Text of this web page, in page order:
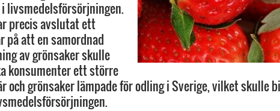
livsmedelsförsörjningen.
precis avslutat ett
på att en samordnad
av grönsaker skulle
konsumenter ett större
och grönsaker lämpade för odling i Sverige, vilket skulle